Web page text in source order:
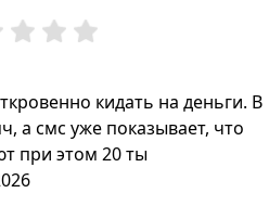
кидать на деньги. В
а смс уже показывает, что
при этом 20 ты